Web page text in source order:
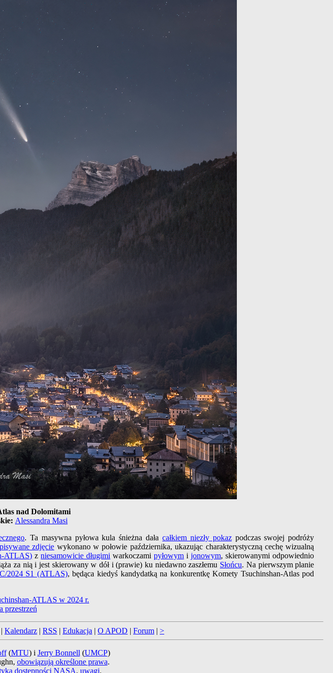
nad Dolomitami
Alessandra Masi
. Ta masywna pyłowa kula śnieżna dałacałkiem niezły pokazpodczas swojej podróży
zdjęcie wykonano w połowie października, ukazując charakterystyczną cechę wizualną
ATLAS) zniesamowicie długimi warkoczamipyłowym ijonowym, skierowanymi odpowiednio
za nią i jest skierowany w dół i (prawie) ku niedawno zaszłemu Słońcu. Na pierwszym planie
C/2024 S1 (ATLAS), będąca kiedyś kandydatką na konkurentkę Komety Tsuchinshan-Atlas pod
ATLAS w 2024 r.
przestrzeń
| Kalendarz | RSS | Edukacja | O APOD | Forum | >
(MTU) i Jerry Bonnell (UMCP)
obowiązują określone prawa.
dostępności NASA, uwagi.